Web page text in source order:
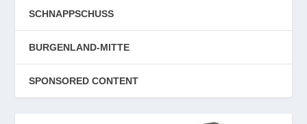
SCHNAPPSCHUSS
BURGENLAND-MITTE
SPONSORED CONTENT